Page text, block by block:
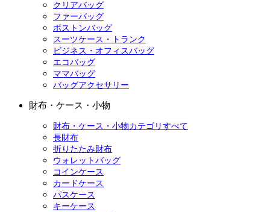
クリアバッグ
ファーバッグ
ボストンバッグ
スーツケース・トランク
ビジネス・オフィスバッグ
エコバッグ
ママバッグ
バッグアクセサリー
財布・ケース・小物
財布・ケース・小物カテゴリすべて
長財布
折りたたみ財布
ウォレットバッグ
コインケース
カードケース
パスケース
キーケース